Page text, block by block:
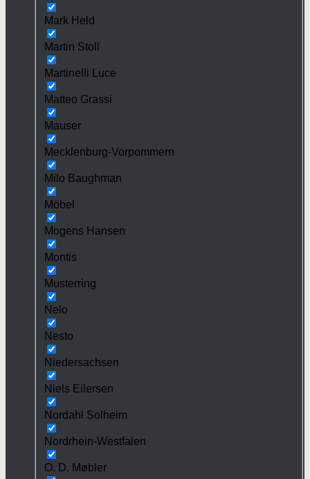
Mark Held
Martin Stoll
Martinelli Luce
Matteo Grassi
Mauser
Mecklenburg-Vorpommern
Milo Baughman
Möbel
Mogens Hansen
Montis
Musterring
Nelo
Nesto
Niedersachsen
Niels Eilersen
Nordahl Solheim
Nordrhein-Westfalen
O. D. Møbler